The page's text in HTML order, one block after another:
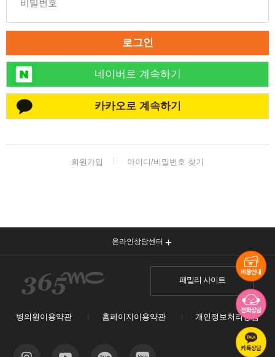
로그인
네이버로 계속하기
카카오로 계속하기
회원가입 아이디/비밀번호 찾기
온라인상담센터
패밀리 사이트
병의원이용약관 홈페이지이용약관 개인정보처리방침